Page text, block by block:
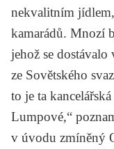
nekvalitním
kamarádů. Mnozí
jehož se dostávalo
ze Sovětského
to je ta
Lumpové,“
v úvodu zmíněný